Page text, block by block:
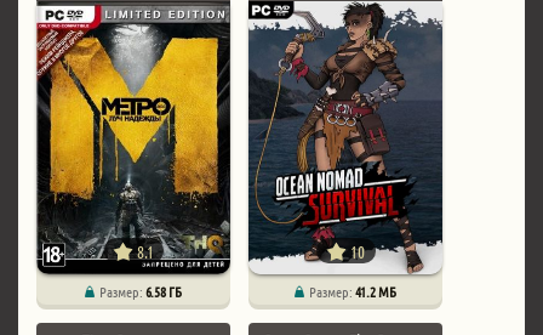
8.1
Размер:6.58 ГБ
10
Размер:41.2 МБ